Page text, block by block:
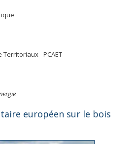
Territoriaux - PCAET
européen sur le bois